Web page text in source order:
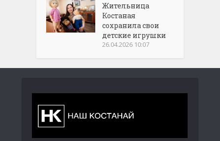
Жительница
Костаная
сохранила свои
детские игрушки
26.04.2026 10:07